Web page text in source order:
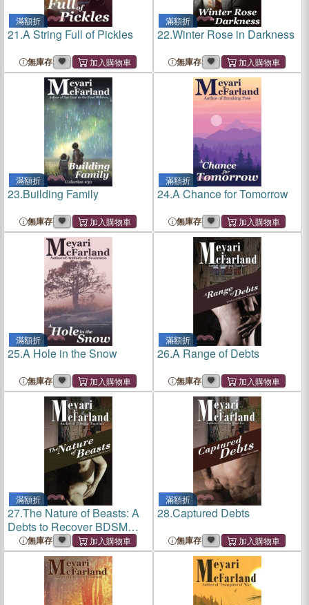
滿額折
21.A String Full of Pickles
無庫存
滿額折
22.Winter Rose in Darkness
無庫存
滿額折
23.Building Family
無庫存
滿額折
24.A Chance for Tomorrow
無庫存
滿額折
25.A Hole in the Snow
無庫存
滿額折
26.A Range of Debts
無庫存
滿額折
27.The Nature of Beasts: A
Debts to Recover BDSM
Novel無庫存
滿額折
28.Captured Debts
無庫存